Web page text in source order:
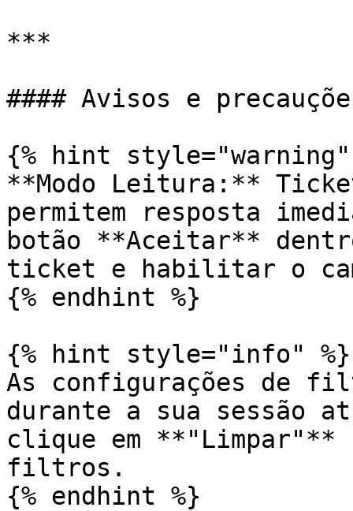
***
#### Avisos e
{% hint style="warning"
**Modo Leitura:**
permitem resposta
botão **Aceitar**
ticket e habilitar o
{% endhint %}
{% hint style="info" %}
As configurações de
durante a sua sessão
clique em **"Limpar"**
filtros.
{% endhint %}